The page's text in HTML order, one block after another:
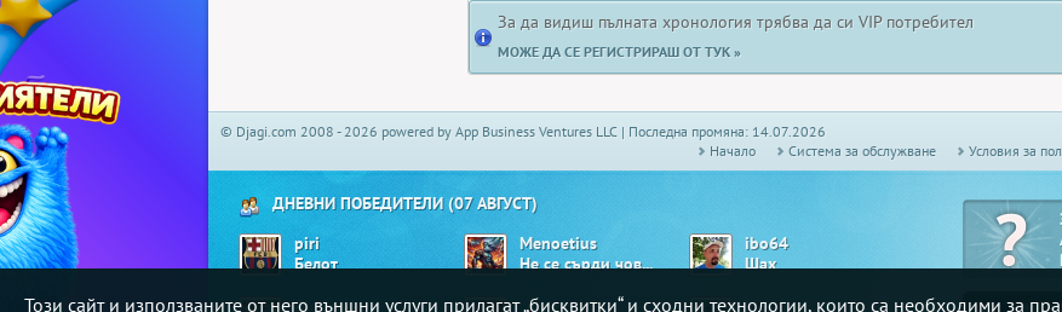
За да видиш пълната хронология трябва да си VIP потребител
МОЖЕ ДА СЕ РЕГИСТРИРАШ ОТ ТУК »
Този сайт и използваните от него външни услуги прилагат „бисквитки“ и сходни технологии, които са необходими за
© Djagi.com 2008 - 2026 powered by App Business Ventures LLC | Последна промяна: 14.07.2026
Начало
Системa за обслужване Условия за
ДНЕВНИ ПОБЕДИТЕЛИ (07 АВГУСТ)
piri
Белот
Menoetius
Не се сърди човече
ibo64
Шах
Oukland
_i_s_m_d_i_ Matrix__